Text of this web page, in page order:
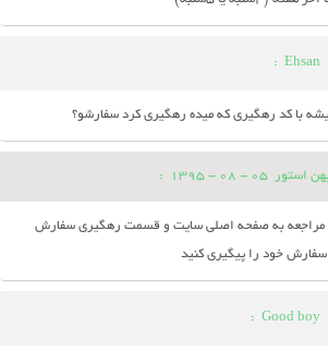
Ehsan
:
با کد رهگیری که‌ میده رهگیری کرد سفارشو؟
استور 05 - 08 - 1395
:
مراجعه به صفحه اصلی سایت و قسمت رهگیری سفارش
سفارش خود را پیگیری کنید
Good boy
: